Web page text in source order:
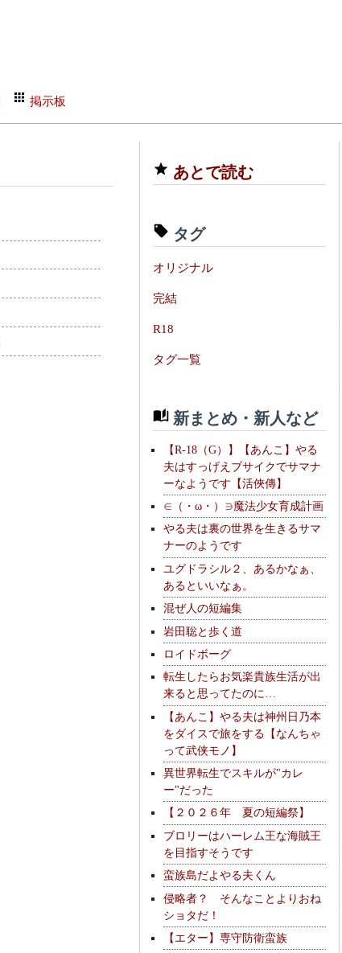
掲示板
あとで読む
タグ
オリジナル
完結
R18
タグ一覧
新まとめ・新人など
【R-18（G）】【あんこ】やる
夫はすっげえブサイクでサマナ
ーなようです【活俠傳】
∈（・ω・）∋魔法少女育成計画
やる夫は裏の世界を生きるサマ
ナーのようです
ユグドラシル２、あるかなぁ、
あるといいなぁ。
混ぜ人の短編集
岩田聡と歩く道
ロイドボーグ
転生したらお気楽貴族生活が出
来ると思ってたのに…
【あんこ】やる夫は神州日乃本
をダイスで旅をする【なんちゃ
って武侠モノ】
異世界転生でスキルが"カレ
ー"だった
【２０２６年 夏の短編祭】
ブロリーはハーレム王な海賊王
を目指すそうです
蛮族島だよやる夫くん
侵略者？ そんなことよりおね
ショタだ！
【エター】専守防衛蛮族